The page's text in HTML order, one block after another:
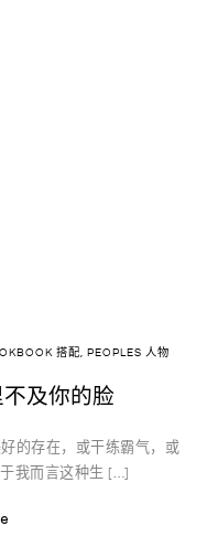
搭配, PEOPLES 人物
及你的脸
的存在，或干练霸气，或
我而言这种生 […]